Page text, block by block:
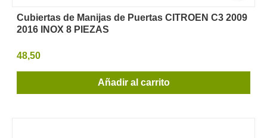
Cubiertas de Manijas de Puertas CITROEN C3 2009
2016 INOX 8 PIEZAS
48,50
Añadir al carrito